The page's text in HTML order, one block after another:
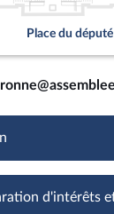
Place du
d'intérêts